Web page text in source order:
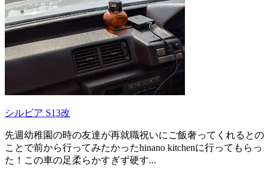
シルビア S13改
先週幼稚園の時の友達が再就職祝いにご飯奢ってくれるとの
ことで前から行ってみたかったhinano kitchenに行ってもらっ
た！この車の足柔らかすぎず硬す...